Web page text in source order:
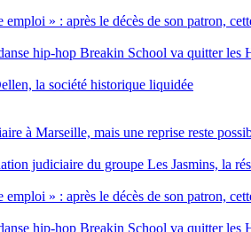
» : après le décès de son patron,
hip-hop Breakin School va quitter les
la société historique liquidée
à Marseille, mais une reprise reste
judiciaire du groupe Les Jasmins, la
» : après le décès de son patron,
hip-hop Breakin School va quitter les